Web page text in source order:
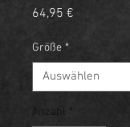
64,95 €
Größe *
Anzahl *